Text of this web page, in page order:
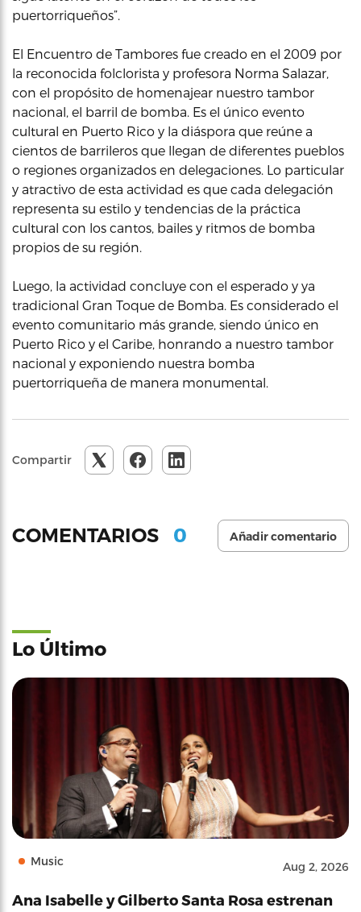
puertorriqueños”.
El Encuentro de Tambores fue creado en el 2009 por
la reconocida folclorista y profesora Norma Salazar,
con el propósito de homenajear nuestro tambor
nacional, el barril de bomba. Es el único evento
cultural en Puerto Rico y la diáspora que reúne a
cientos de barrileros que llegan de diferentes pueblos
o regiones organizados en delegaciones. Lo particular
y atractivo de esta actividad es que cada delegación
representa su estilo y tendencias de la práctica
cultural con los cantos, bailes y ritmos de bomba
propios de su región.
Luego, la actividad concluye con el esperado y ya
tradicional Gran Toque de Bomba. Es considerado el
evento comunitario más grande, siendo único en
Puerto Rico y el Caribe, honrando a nuestro tambor
nacional y exponiendo nuestra bomba
puertorriqueña de manera monumental.
Compartir
COMENTARIOS 0 Añadir comentario
Lo Último
Music Aug 2, 2026
Ana Isabelle y Gilberto Santa Rosa estrenan